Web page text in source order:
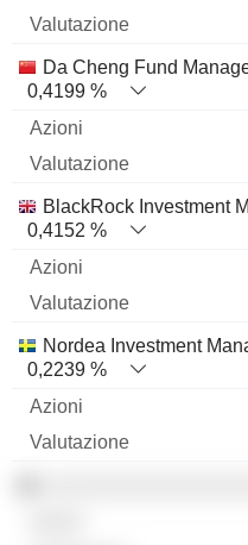
Da Cheng Fund
0,4199 %
BlackRock Investment
0,4152 %
Nordea Investment
0,2239 %